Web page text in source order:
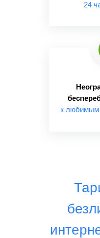
к любимым
24